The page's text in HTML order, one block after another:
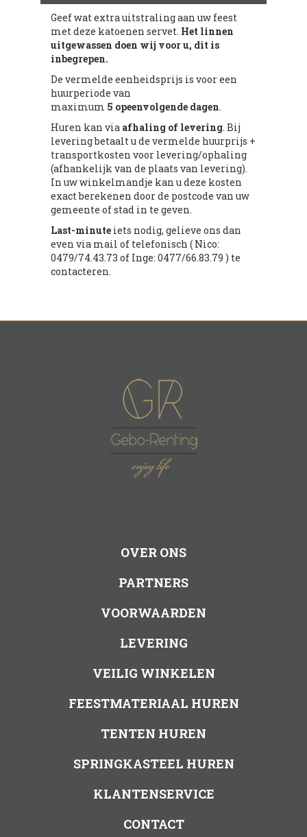
Geef wat extra uitstraling aan uw feest
met deze katoenen servet. Het linnen
uitgewassen doen wij voor u, dit is
inbegrepen.
De vermelde eenheidsprijs is voor een
huurperiode van
maximum 5 opeenvolgende dagen.
Huren kan via afhaling of levering. Bij
levering betaalt u de vermelde huurprijs +
transportkosten voor levering/ophaling
(afhankelijk van de plaats van levering).
In uw winkelmandje kan u deze kosten
exact berekenen door de postcode van uw
gemeente of stad in te geven.
Last-minute iets nodig, gelieve ons dan
even via mail of telefonisch ( Nico:
0479/74.43.73 of Inge: 0477/66.83.79 ) te
contacteren.
OVER ONS
PARTNERS
VOORWAARDEN
LEVERING
VEILIG WINKELEN
FEESTMATERIAAL HUREN
TENTEN HUREN
SPRINGKASTEEL HUREN
KLANTENSERVICE
CONTACT